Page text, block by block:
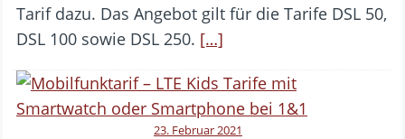
Tarif dazu. Das Angebot gilt für die Tarife DSL 50,
DSL 100 sowie DSL 250. […]
23. Februar 2021